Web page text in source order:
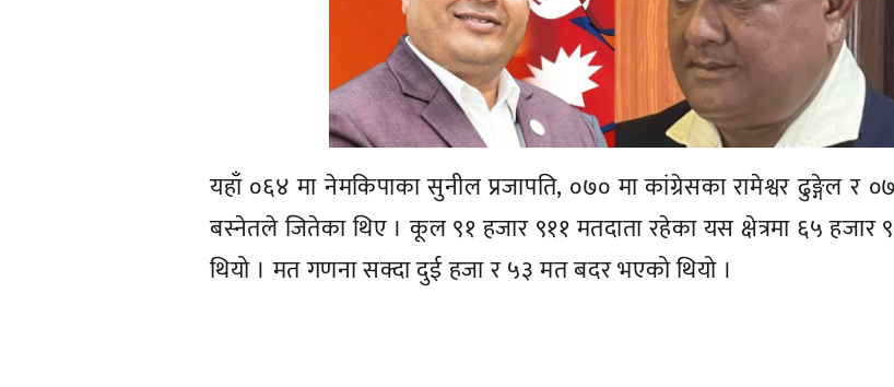
यहाँ ०६४ मा नेमकिपाका सुनील प्रजापति, ०७० मा कांग्रेसका रामेश्वर ढुङ्गेल र
बस्नेतले जितेका थिए । कूल ९१ हजार ९११ मतदाता रहेका यस क्षेत्रमा ६५
थियो । मत गणना सक्दा दुई हजा र ५३ मत बदर भएको थियो ।